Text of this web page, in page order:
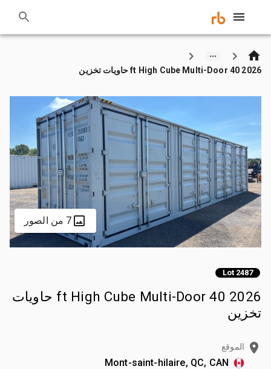
2026 40 ft High Cube Multi-Door حاويات تخزين
7 من الصور
Lot 2487
2026 40 ft High Cube Multi-Door حاويات
تخزين
الموقع
Mont-saint-hilaire, QC, CAN